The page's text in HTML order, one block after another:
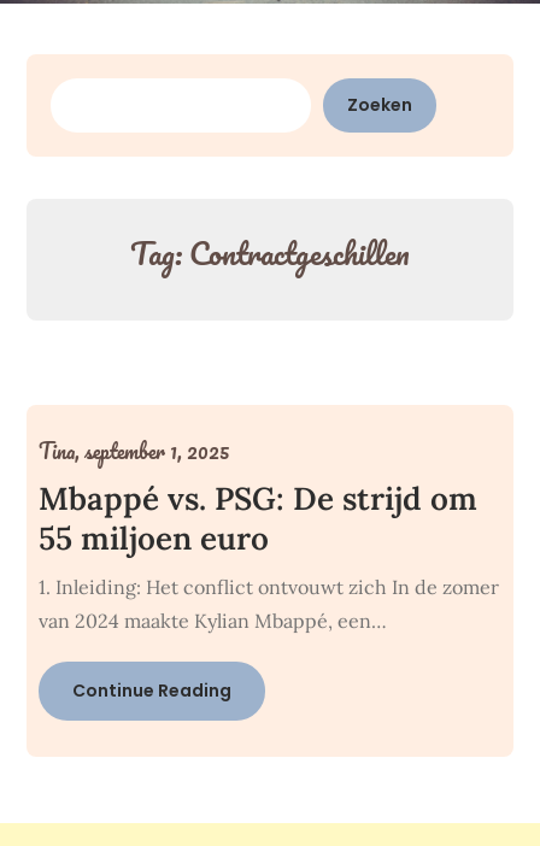
Zoeken
Zoeken
Tag:Contractgeschillen
Mbappé vs. PSG: De strijd om
55 miljoen euro
Tina,september 1, 2025
1. Inleiding: Het conflict ontvouwt zich In de zomer
van 2024 maakte Kylian Mbappé, een…
Continue Reading